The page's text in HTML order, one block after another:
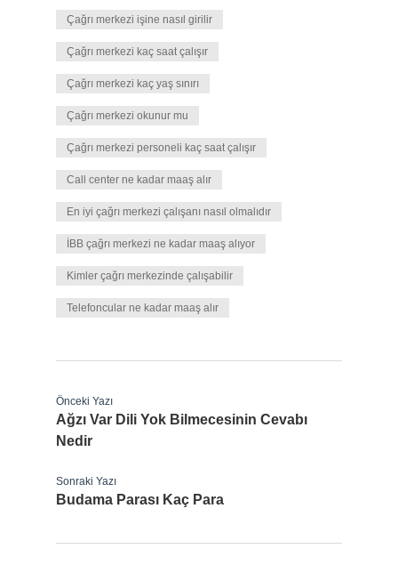
Çağrı merkezi işine nasıl girilir
Çağrı merkezi kaç saat çalışır
Çağrı merkezi kaç yaş sınırı
Çağrı merkezi okunur mu
Çağrı merkezi personeli kaç saat çalışır
Call center ne kadar maaş alır
En iyi çağrı merkezi çalışanı nasıl olmalıdır
İBB çağrı merkezi ne kadar maaş alıyor
Kimler çağrı merkezinde çalışabilir
Telefoncular ne kadar maaş alır
Önceki Yazı
Ağzı Var Dili Yok Bilmecesinin Cevabı
Nedir
Sonraki Yazı
Budama Parası Kaç Para